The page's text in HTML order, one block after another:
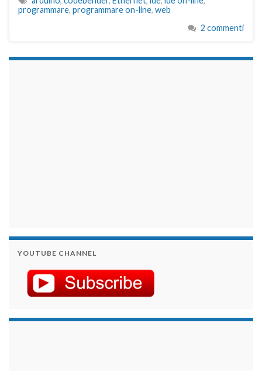
programmare, programmare on-line, web
2 commenti
YOUTUBE CHANNEL